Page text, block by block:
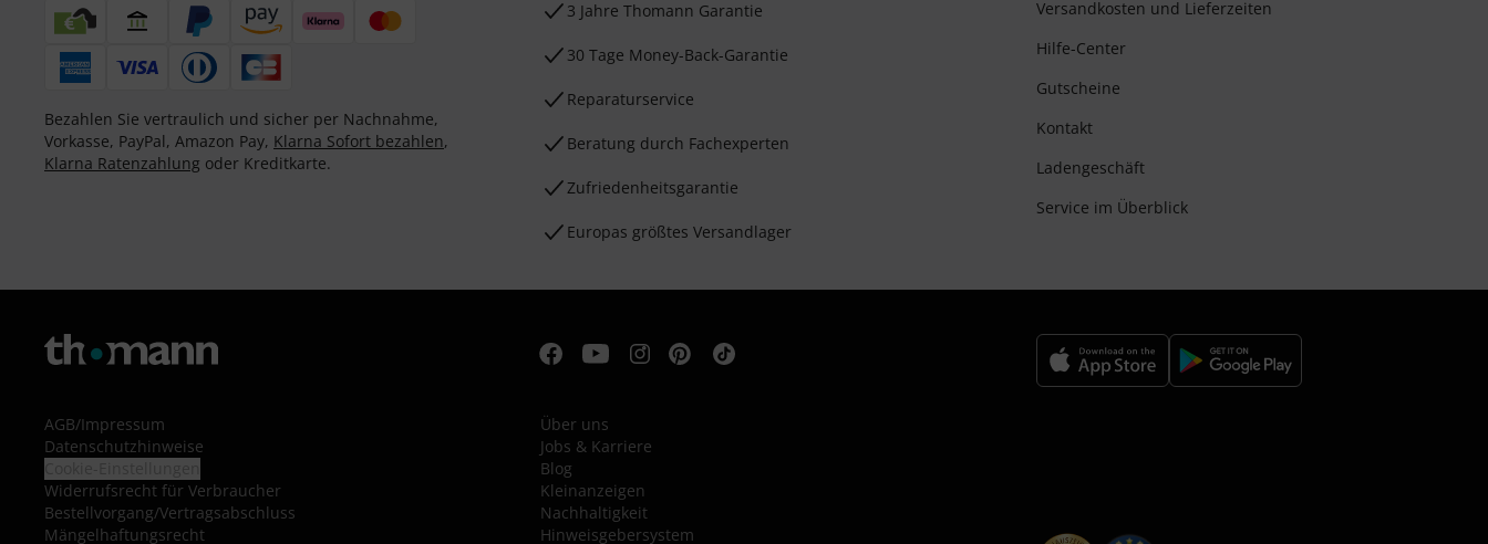
Bezahlen Sie vertraulich und sicher per Nachnahme,
Vorkasse, PayPal, Amazon Pay, Klarna Sofort bezahlen,
Klarna Ratenzahlung oder Kreditkarte.
3 Jahre Thomann Garantie
30 Tage Money-Back-Garantie
Reparaturservice
Beratung durch Fachexperten
Zufriedenheitsgarantie
Europas größtes Versandlager
Versandkosten und Lieferzeiten
Hilfe-Center
Gutscheine
Kontakt
Ladengeschäft
Service im Überblick
AGB/Impressum
Datenschutzhinweise
Widerrufsrecht für Verbraucher
Bestellvorgang/Vertragsabschluss
Mängelhaftungsrecht
Über uns
Jobs & Karriere
Blog
Kleinanzeigen
Nachhaltigkeit
Hinweisgebersystem